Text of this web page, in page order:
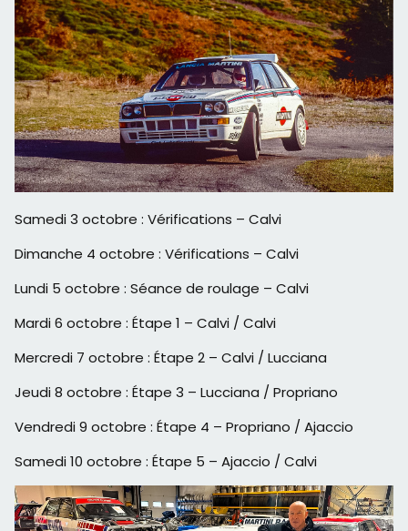
Samedi 3 octobre : Vérifications – Calvi
Dimanche 4 octobre : Vérifications – Calvi
Lundi 5 octobre : Séance de roulage – Calvi
Mardi 6 octobre : Étape 1 – Calvi / Calvi
Mercredi 7 octobre : Étape 2 – Calvi / Lucciana
Jeudi 8 octobre : Étape 3 – Lucciana / Propriano
Vendredi 9 octobre : Étape 4 – Propriano / Ajaccio
Samedi 10 octobre : Étape 5 – Ajaccio / Calvi